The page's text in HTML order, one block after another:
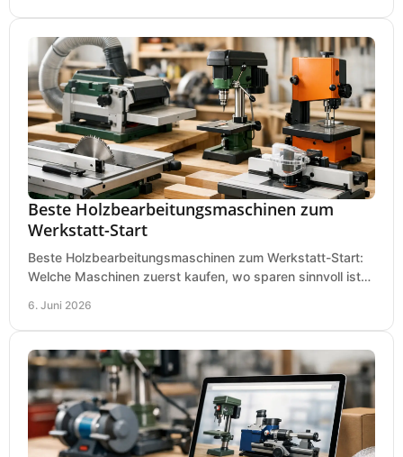
Beste Holzbearbeitungsmaschinen zum
Werkstatt-Start
Beste Holzbearbeitungsmaschinen zum Werkstatt-Start:
Welche Maschinen zuerst kaufen, wo sparen sinnvoll ist
6. Juni 2026